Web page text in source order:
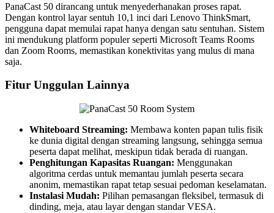
PanaCast 50 dirancang untuk menyederhanakan proses rapat.
Dengan kontrol layar sentuh 10,1 inci dari Lenovo ThinkSmart,
pengguna dapat memulai rapat hanya dengan satu sentuhan. Sistem
ini mendukung platform populer seperti Microsoft Teams Rooms
dan Zoom Rooms, memastikan konektivitas yang mulus di mana
saja.
Fitur Unggulan Lainnya
Whiteboard Streaming: Membawa konten papan tulis fisik
ke dunia digital dengan streaming langsung, sehingga semua
peserta dapat melihat, meskipun tidak berada di ruangan.
Penghitungan Kapasitas Ruangan: Menggunakan
algoritma cerdas untuk memantau jumlah peserta secara
anonim, memastikan rapat tetap sesuai pedoman keselamatan.
Instalasi Mudah: Pilihan pemasangan fleksibel, termasuk di
dinding, meja, atau layar dengan standar VESA.